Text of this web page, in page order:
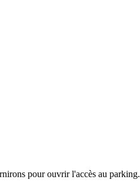
pour ouvrir l'accès au parking.